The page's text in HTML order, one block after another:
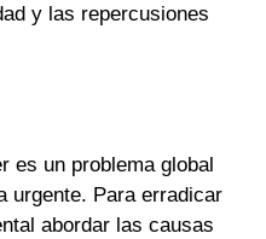
y las repercusiones
es un problema global
urgente. Para erradicar
abordar las causas